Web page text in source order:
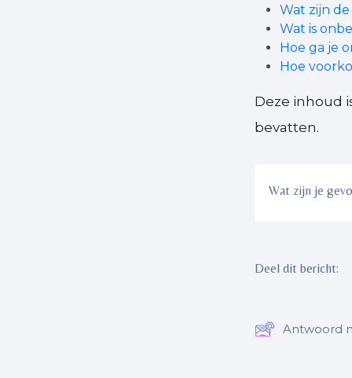
Wat zijn
Wat is
Hoe ga je
Hoe
Deze inhoud
bevatten.
Wat zijn je
Deel dit bericht:
Antwoord